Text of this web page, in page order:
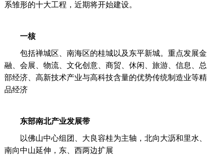
系雏形的十大工程，近期将开始建设。
一核
包括禅城区、南海区的桂城以及东平新城。重点发展金
融、会展、物流、文化创意、商贸、休闲、旅游、信息、总
部经济、高新技术产业与高科技含量的优势传统制造业等精
品经济
东部南北产业发展带
以佛山中心组团、大良容桂为主轴，北向大沥和里水、
南向中山延伸，东、西两边扩展